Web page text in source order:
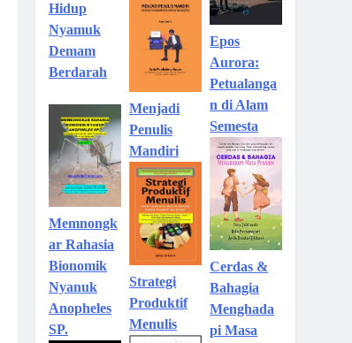
Hidup
Nyamuk
Demam
Berdarah
Memnongk
ar Rahasia
Bionomik
Nyanuk
Anopheles
SP.
Menjadi
Penulis
Mandiri
Strategi
Produktif
Menulis
Epos
Aurora:
Petualanga
n di Alam
Semesta
Cerdas &
Bahagia
Menghada
pi Masa